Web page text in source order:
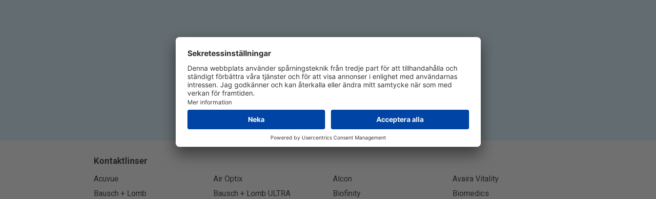
Prenumerera på nyhetsbrev
Prenumerera
Kontaktlinser
Acuvue Air Optix Alcon
Avaira Vitality
Bausch + Lomb
Bausch + Lomb ULTRA Biofinity
Biomedics